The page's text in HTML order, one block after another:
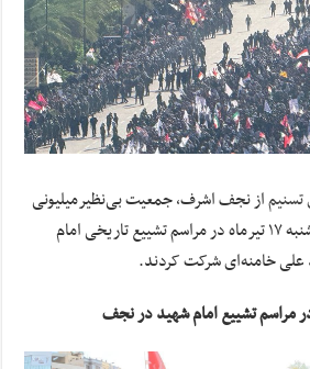
تسنیماز نجف اشرف، جمعیت بی‌نظیرمیلیونی
در نجف اشرف امروز چهارشنبه ۱۷ تیرماه در مراسم تشییع تاریخی امام
خامنه‌ای شرکت کردند.